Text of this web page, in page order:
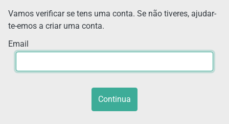
Vamos verificar se tens uma conta. Se não tiveres, ajudar-
te-emos a criar uma conta.
Email
Continua